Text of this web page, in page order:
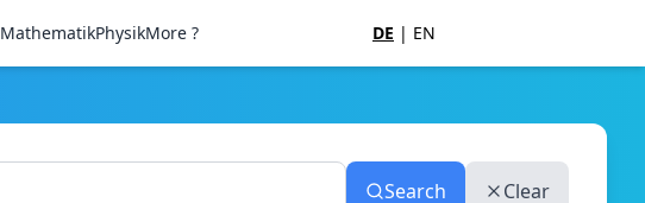
MathematikPhysikMore ? DE | EN
Search Clear